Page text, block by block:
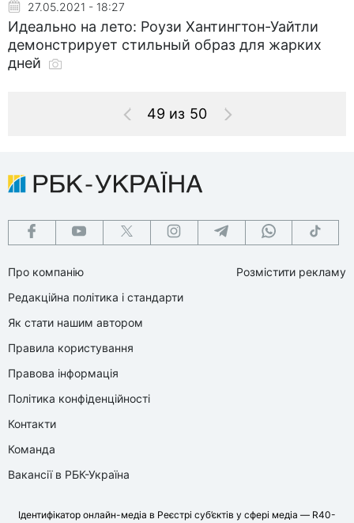
27.05.2021 - 18:27
Идеально на лето: Роузи Хантингтон-Уайтли
демонстрирует стильный образ для жарких
дней
49 из 50
Про компанію
Редакційна політика і стандарти
Як стати нашим автором
Правила користування
Правова інформація
Політика конфіденційності
Контакти
Команда
Вакансії в РБК-Україна
Розмістити рекламу
Ідентифікатор онлайн-медіа в Реєстрі суб’єктів у сфері медіа — R40-